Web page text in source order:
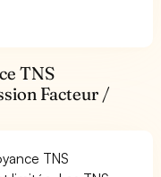
TNS
Facteur /
TNS